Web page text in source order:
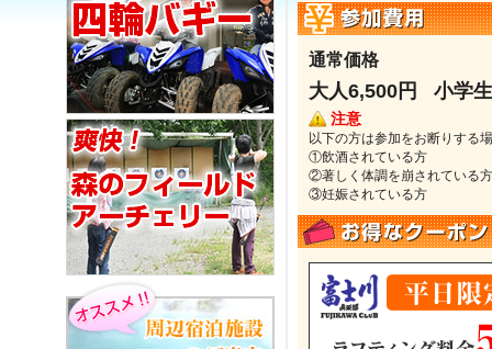
通常価格
大人6,500円 小学
注意
以下の方は参加をお断りする
①飲酒されている方
②著しく体調を崩されている方
③妊娠されている方